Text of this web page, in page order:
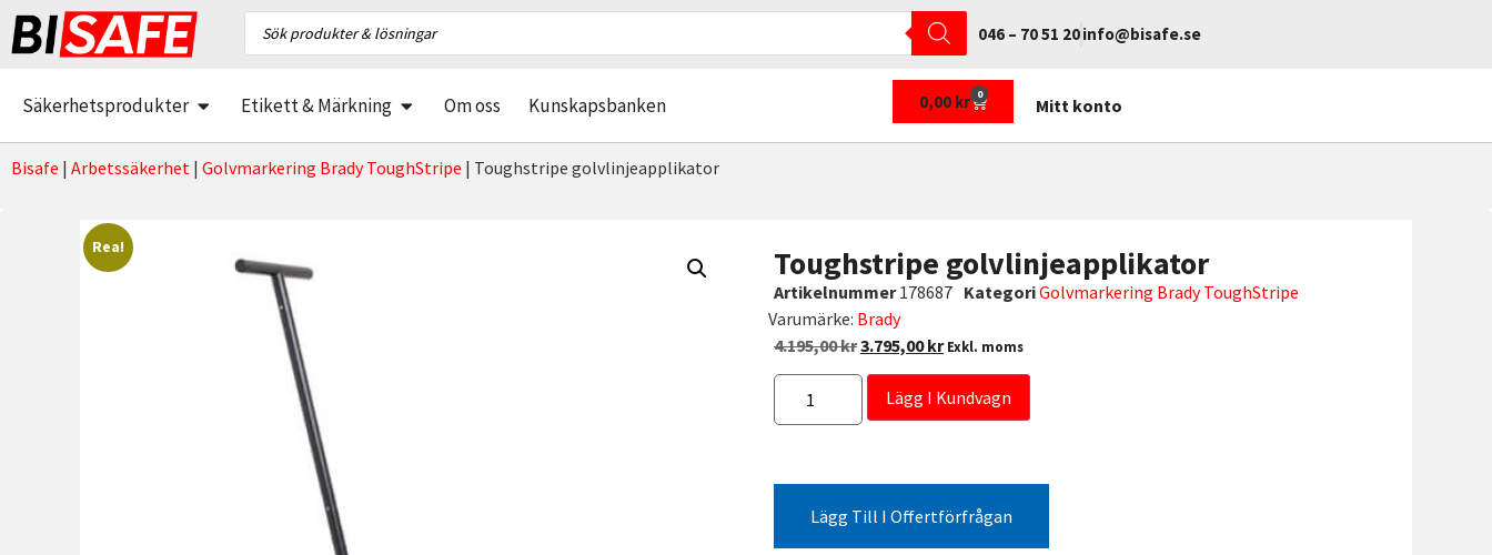
046 – 70 51 20info@bisafe.se
Säkerhetsprodukter Etikett & Märkning Om oss Kunskapsbanken 0,00 kr 0
Mitt konto
Bisafe | Arbetssäkerhet | Golvmarkering Brady ToughStripe | Toughstripe golvlinjeapplikator
Rea! Toughstripe golvlinjeapplikator
Artikelnummer178687 KategoriGolvmarkering Brady ToughStripe
Varumärke: Brady
4.195,00kr3.795,00kr Exkl. moms
Lägg I Kundvagn
Lägg Till I Offertförfrågan